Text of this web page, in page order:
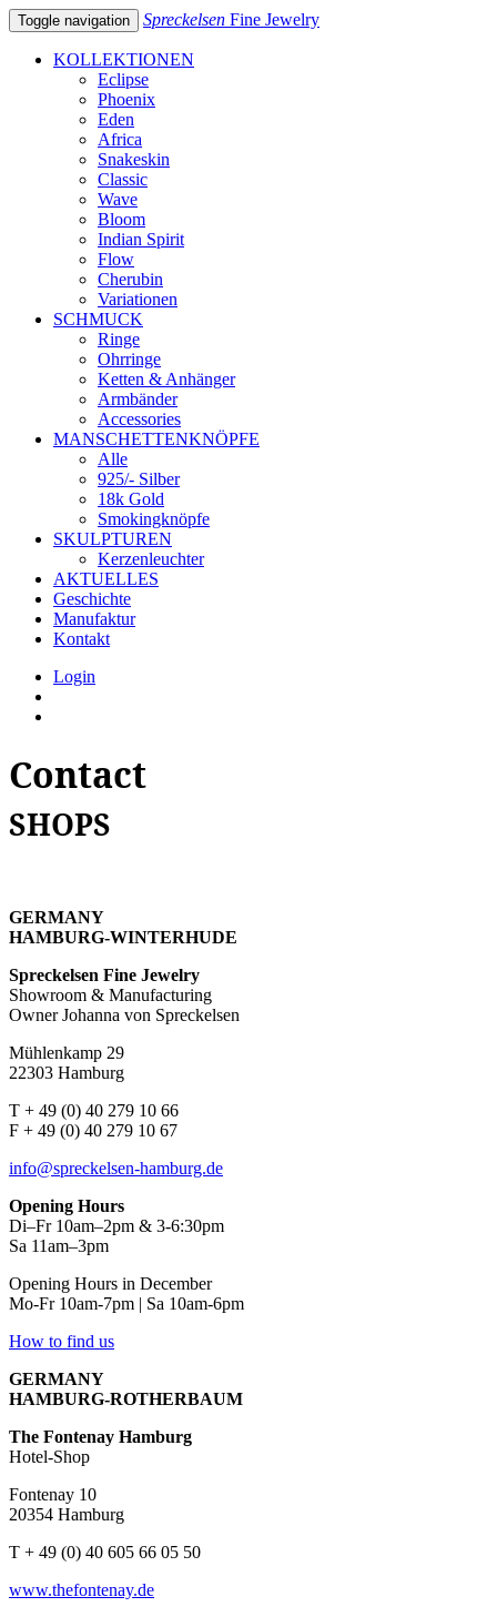
Toggle navigation Spreckelsen Fine Jewelry
KOLLEKTIONEN
Eclipse
Phoenix
Eden
Africa
Snakeskin
Classic
Wave
Bloom
Indian Spirit
Flow
Cherubin
Variationen
SCHMUCK
Ringe
Ohrringe
Ketten & Anhänger
Armbänder
Accessories
MANSCHETTENKNÖPFE
Alle
925/- Silber
18k Gold
Smokingknöpfe
SKULPTUREN
Kerzenleuchter
AKTUELLES
Geschichte
Manufaktur
Kontakt
Login
Contact
SHOPS
GERMANY
HAMBURG-WINTERHUDE
Spreckelsen Fine Jewelry
Showroom & Manufacturing
Owner Johanna von Spreckelsen
Mühlenkamp 29
22303 Hamburg
T + 49 (0) 40 279 10 66
F + 49 (0) 40 279 10 67
info@spreckelsen-hamburg.de
Opening Hours
Di–Fr 10am–2pm & 3-6:30pm
Sa 11am–3pm
Opening Hours in December
Mo-Fr 10am-7pm | Sa 10am-6pm
How to find us
GERMANY
HAMBURG-ROTHERBAUM
The Fontenay Hamburg
Hotel-Shop
Fontenay 10
20354 Hamburg
T + 49 (0) 40 605 66 05 50
www.thefontenay.de